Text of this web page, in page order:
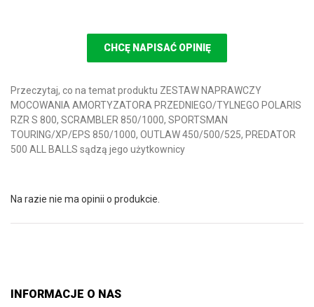
CHCĘ NAPISAĆ OPINIĘ
Przeczytaj, co na temat produktu ZESTAW NAPRAWCZY
MOCOWANIA AMORTYZATORA PRZEDNIEGO/TYLNEGO POLARIS
RZR S 800, SCRAMBLER 850/1000, SPORTSMAN
TOURING/XP/EPS 850/1000, OUTLAW 450/500/525, PREDATOR
500 ALL BALLS sądzą jego użytkownicy
Na razie nie ma opinii o produkcie.
INFORMACJE O NAS